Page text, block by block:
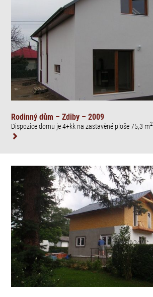
Rodinný dům – Zdiby – 2009
Dispozice domu je 4+kk na zastavěné ploše 75,3 m2